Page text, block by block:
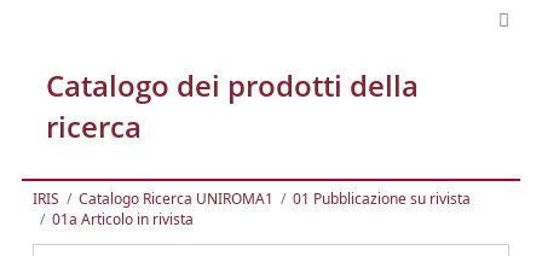
Catalogo dei prodotti della
ricerca
IRIS Catalogo Ricerca UNIROMA1
01 Pubblicazione su rivista
01a Articolo in rivista